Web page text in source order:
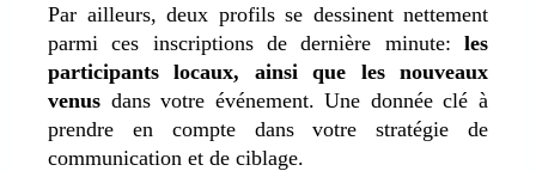
Par ailleurs, deux profils se dessinent nettement
parmi ces inscriptions de dernière minute: les
participants locaux, ainsi que les nouveaux
venus dans votre événement. Une donnée clé à
prendre en compte dans votre stratégie de
communication et de ciblage.